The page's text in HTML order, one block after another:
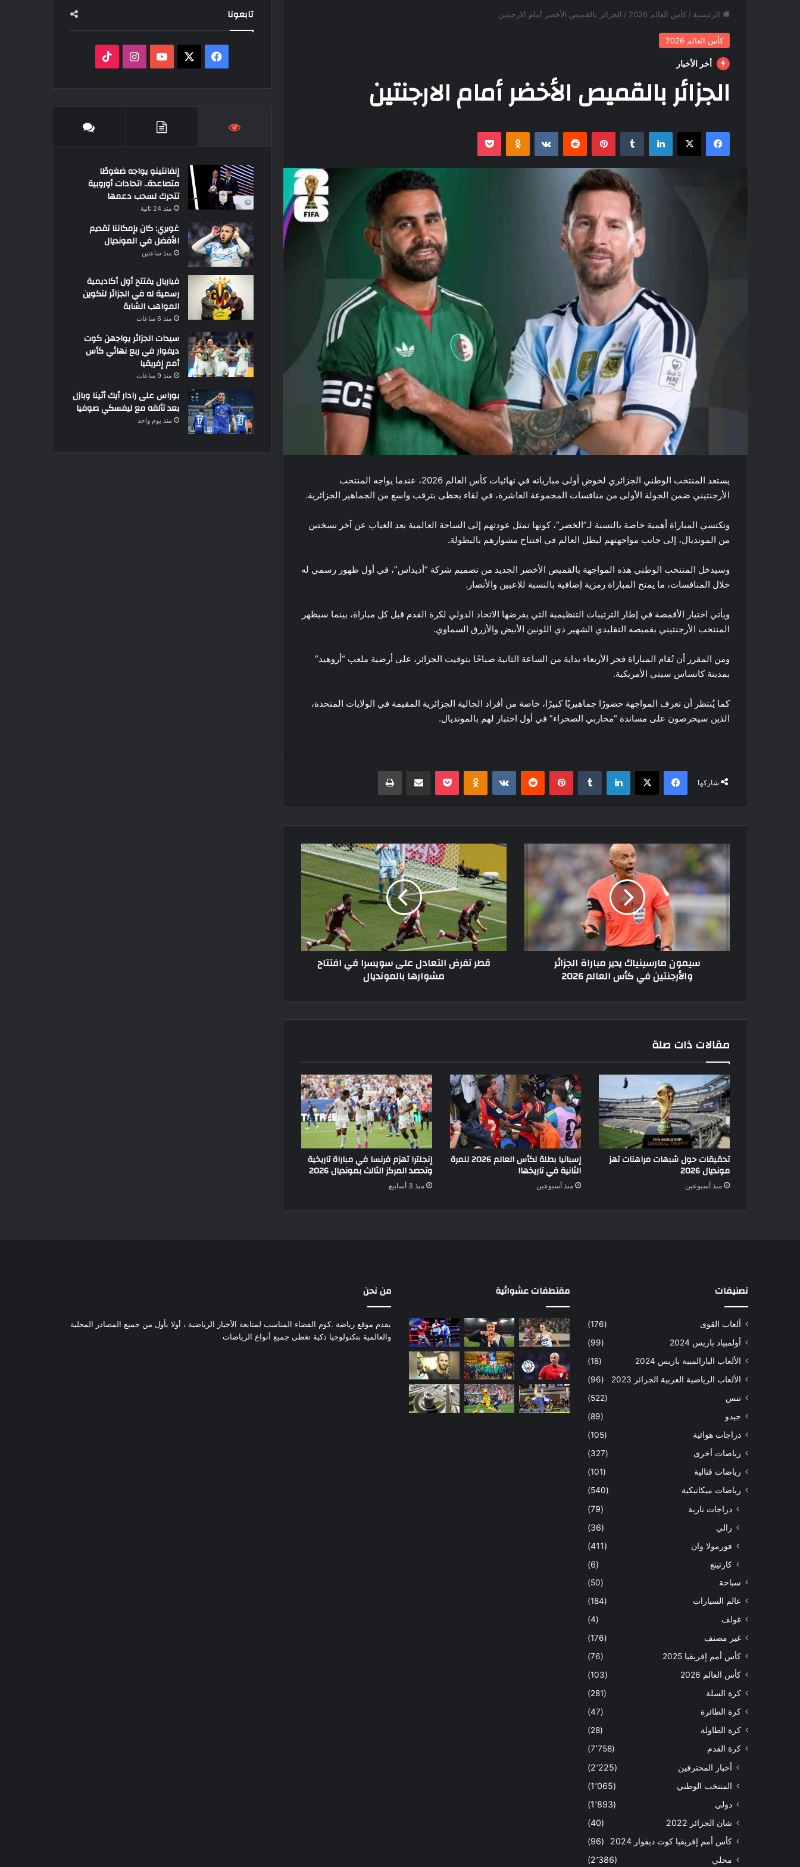
الرئيسية / كأس العالم 2026 / الجزائر بالقميص الأخضر أمام الارجنتين
كأس العالم 2026
أخر الأخبار
الجزائر بالقميص الأخضر أمام الارجنتين
فيسبوك ‫X لينكدإن بينتيريست Odnoklassniki
‫Pocket
يستعد المنتخب الوطني الجزائري لخوض أولى مبارياته في نهائيات كأس العالم 2026، عندما يواجه المنتخب
الأرجنتيني ضمن الجولة الأولى من منافسات المجموعة العاشرة، في لقاء يحظى بترقب واسع من الجماهير الجزائرية.
وتكتسي المباراة أهمية خاصة بالنسبة لـ”الخضر”، كونها تمثل عودتهم إلى الساحة العالمية بعد الغياب عن آخر نسختين
من المونديال، إلى جانب مواجهتهم لبطل العالم في افتتاح مشوارهم بالبطولة.
وسيدخل المنتخب الوطني هذه المواجهة بالقميص الأخضر الجديد من تصميم شركة “أديداس”، في أول ظهور رسمي له
خلال المنافسات، ما يمنح المباراة رمزية إضافية بالنسبة للاعبين والأنصار.
ويأتي اختيار الأقمصة في إطار الترتيبات التنظيمية التي يفرضها الاتحاد الدولي لكرة القدم قبل كل مباراة، بينما سيظهر
المنتخب الأرجنتيني بقميصه التقليدي الشهير ذي اللونين الأبيض والأزرق السماوي.
ومن المقرر أن تُقام المباراة فجر الأربعاء بداية من الساعة الثانية صباحًا بتوقيت الجزائر، على أرضية ملعب “أروهيد”
بمدينة كانساس سيتي الأمريكية.
كما يُنتظر أن تعرف المواجهة حضورًا جماهيريًا كبيرًا، خاصة من أفراد الجالية الجزائرية المقيمة في الولايات المتحدة،
الذين سيحرصون على مساندة “محاربي الصحراء” في أول اختبار لهم بالمونديال.
شاركها
فيسبوك ‫X لينكدإن بينتيريست Odnoklassniki
‫Pocket مشاركة عبر البريد طباعة
سيمون
مارسينياك
يدير
مباراة
الجزائر
والأرجنتين
العالم
سيمون مارسينياك يدير مباراة الجزائر
والأرجنتين في كأس العالم 2026
قطر
التعادل
على
سويسرا
افتتاح
مشوارها
بالمونديال
قطر تفرض التعادل على سويسرا في افتتاح
مشوارها بالمونديال
مقالات ذات صلة
تحقيقات حول شبهات مراهنات تهز
مونديال 2026
منذ أسبوعين
إسبانيا بطلة لكأس العالم 2026 للمرة
الثانية في تاريخها!
منذ أسبوعين
إنجلترا تهزم فرنسا في مباراة تاريخية
وتحصد المركز الثالث بمونديال 2026
منذ 3 أسابيع
تابعونا
فيسبوك ‫YouTubeانستقرام
إنفانتينو يواجه ضغوطًا
متصاعدة.. اتحادات أوروبية
تتحرك لسحب دعمها
منذ 24 ثانية
غويري: كان بإمكاننا تقديم
الأفضل في المونديال
منذ ساعتين
فياريال يفتتح أول أكاديمية
رسمية له في الجزائر لتكوين
المواهب الشابة
منذ 6 ساعات
سيدات الجزائر يواجهن كوت
ديفوار في ربع نهائي كأس
أمم إفريقيا
منذ 9 ساعات
بوراس على رادار أيك أثينا وبازل
بعد تألقه مع ليفسكي صوفيا
منذ يوم واحد
تصنيفات
ألعاب القوى
(176)
أولمبياد باريس 2024
(99)
الألعاب البارالمبية باريس 2024
(18)
الألعاب الرياضية العربية الجزائر 2023
(96)
تنس
(522)
جيدو
(89)
دراجات هوائية
(105)
رياضات أخرى
(327)
رياضات قتالية
(101)
رياضات ميكانيكية
(540)
دراجات نارية
(79)
رالي
(36)
فورمولا وان
(411)
كارتينغ
(6)
سباحة
(50)
عالم السيارات
(184)
غولف
(4)
غير مصنف
(176)
كأس أمم إفريقيا 2025
(76)
كأس العالم 2026
(103)
كرة السلة
(281)
كرة الطائرة
(47)
كرة الطاولة
(28)
كرة القدم
(7٬758)
أخبار المحترفين
(2٬225)
المنتخب الوطني
(1٬065)
دولي
(1٬893)
شان الجزائر 2022
(40)
كأس أمم إفريقيا كوت ديفوار 2024
(96)
محلي
(2٬386)
مقتطفات عشوائية من نحن
يقدم موقع رياضة .كوم الفضاء المناسب لمتابعة الأخبار الرياضية ، أولا بأول من جميع المصادر المحلية
والعالمية بتكنولوجيا ذكية تغطي جميع أنواع الرياضات